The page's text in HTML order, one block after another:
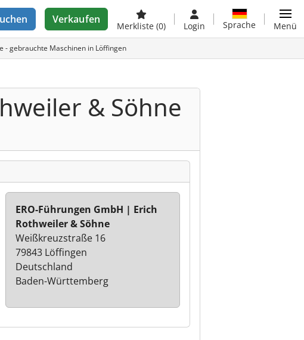
Verkaufen
Merkliste (0) Login Sprache Menü
- gebrauchte Maschinen in Löffingen
& Söhne
ERO-Führungen GmbH | Erich
Rothweiler & Söhne
Weißkreuzstraße 16
79843 Löffingen
Deutschland
Baden-Württemberg